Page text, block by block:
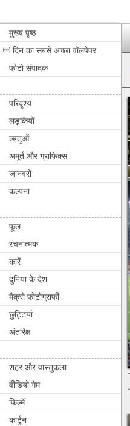
मुख्य पृष्ठ
दिन का सबसे अच्छा वॉलपेपर
फोटो संपादक
परिदृश्य
लड़कियों
ऋतुओं
अमूर्त और ग्राफिक्स
जानवरों
कल्पना
फूल
रचनात्मक
कारें
दुनिया के देश
मैक्रो फोटोग्राफी
छुट्टियां
अंतरिक्ष
शहर और वास्तुकला
वीडियो गेम
फिल्में
कार्टून